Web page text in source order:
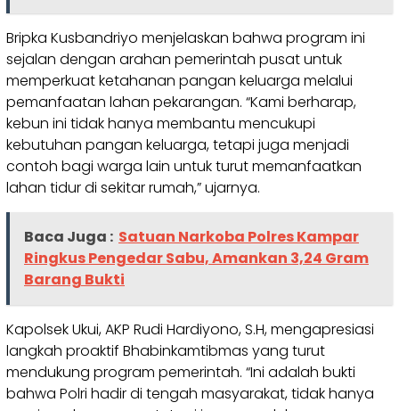
Bripka Kusbandriyo menjelaskan bahwa program ini
sejalan dengan arahan pemerintah pusat untuk
memperkuat ketahanan pangan keluarga melalui
pemanfaatan lahan pekarangan. “Kami berharap,
kebun ini tidak hanya membantu mencukupi
kebutuhan pangan keluarga, tetapi juga menjadi
contoh bagi warga lain untuk turut memanfaatkan
lahan tidur di sekitar rumah,” ujarnya.
Baca Juga : Satuan Narkoba Polres Kampar
Ringkus Pengedar Sabu, Amankan 3,24 Gram
Barang Bukti
Kapolsek Ukui, AKP Rudi Hardiyono, S.H, mengapresiasi
langkah proaktif Bhabinkamtibmas yang turut
mendukung program pemerintah. “Ini adalah bukti
bahwa Polri hadir di tengah masyarakat, tidak hanya